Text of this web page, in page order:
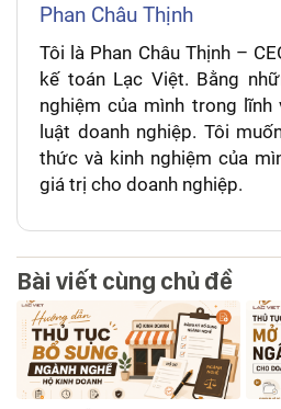
Phan Châu Thịnh
Tôi là Phan Châu Thịnh –
kế toán Lạc Việt. Bằng
nghiệm của mình trong
luật doanh nghiệp. Tôi
thức và kinh nghiệm của
giá trị cho doanh nghiệp.
Bài viết cùng chủ đề